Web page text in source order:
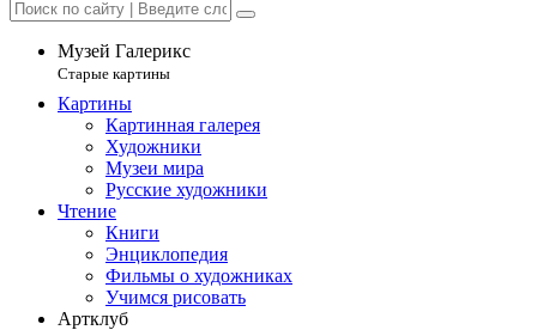
Музей Галерикс
Старые картины
Картины
Картинная галерея
Художники
Музеи мира
Русские художники
Чтение
Книги
Энциклопедия
Фильмы о художниках
Учимся рисовать
Артклуб